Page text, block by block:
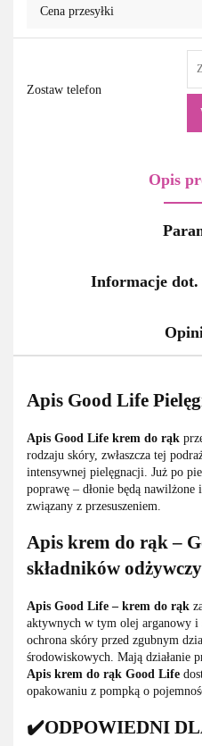
Cena przesyłki
Zostaw telefon
Opis
Informacje dot.
Apis Good Life
Apis Good Life krem do rąk
rodzaju skóry, zwłaszcza tej
intensywnej pielęgnacji. Już po
poprawę – dłonie będą
związany z przesuszeniem.
Apis krem do rąk –
składników
Apis Good Life – krem do rąk
aktywnych w tym olej arganowy i
ochrona skóry przed zgubnym
środowiskowych. Mają działanie
Apis krem do rąk Good Life
opakowaniu z pompką o
✔️ODPOWIEDNI